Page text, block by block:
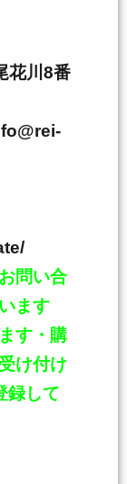
川 8番
問い合
います
す・購
け付け
して